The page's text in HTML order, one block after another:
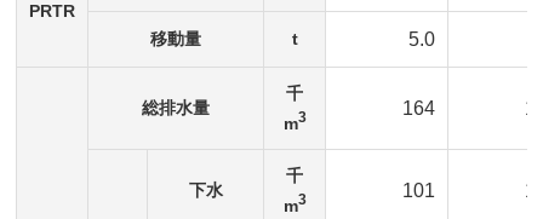
PRTR
移動量 t 5.0
総排水量
千
m3 164
下水
千
m3 101